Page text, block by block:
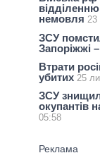
відділенню
немовля 23
ЗСУ
Запоріжжі
Втрати
убитих 25
ЗСУ
окупантів
05:58